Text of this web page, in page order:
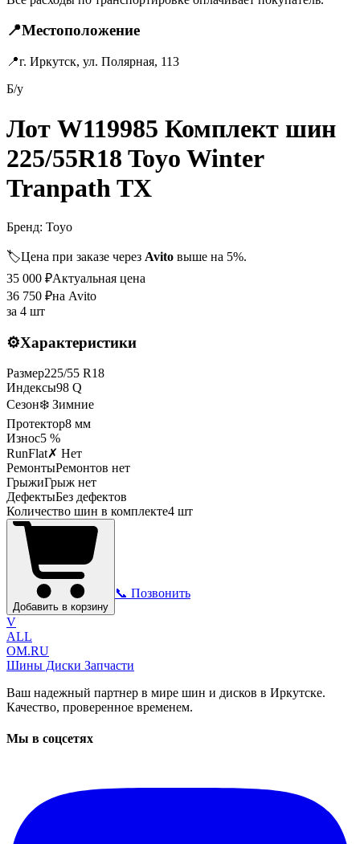
📍Местоположение
📍г. Иркутск, ул. Полярная, 113
Б/у
Лот W119985 Комплект шин
225/55R18 Toyo Winter
Tranpath TX
Бренд: Toyo
🏷️Цена при заказе через Avito выше на 5%.
35 000 ₽Актуальная цена
36 750 ₽на Avito
за 4 шт
⚙️Характеристики
Размер225/55 R18
Индексы98 Q
Сезон❄️ Зимние
Протектор8 мм
Износ5 %
RunFlat✗ Нет
РемонтыРемонтов нет
ГрыжиГрыж нет
ДефектыБез дефектов
Количество шин в комплекте4 шт
Добавить в корзину
📞 Позвонить
V
ALL
OM.RU
Шины Диски Запчасти
Ваш надежный партнер в мире шин и дисков в Иркутске.
Качество, проверенное временем.
Мы в соцсетях